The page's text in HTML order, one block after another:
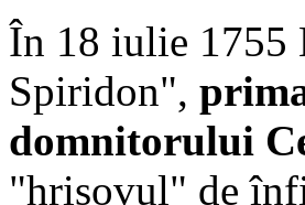
În 18 iulie 1755
Spiridon",
domnitorului
"hrisovul" de